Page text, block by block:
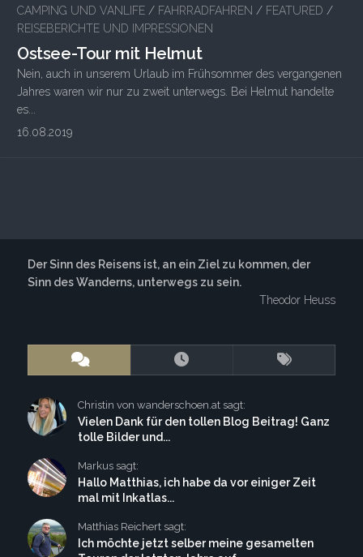
CAMPING UND VANLIFE / FAHRRADFAHREN / FEATURED /
REISEBERICHTE UND IMPRESSIONEN
Ostsee-Tour mit Helmut
Nein, auch in unserem Urlaub im Frühsommer des vergangenen
Jahres waren wir nur zu zweit unterwegs. Bei Helmut handelte
es...
16.08.2019
Der Sinn des Reisens ist, an ein Ziel zu kommen, der
Sinn des Wanderns, unterwegs zu sein.
Theodor Heuss
Christin von wanderschoen.at sagt:
Vielen Dank für den tollen Blog Beitrag! Ganz
tolle Bilder und...
Markus sagt:
Hallo Matthias, ich habe da vor einiger Zeit
mal mit Inkatlas...
Matthias Reichert sagt:
Ich möchte jetzt selber meine gesamelten